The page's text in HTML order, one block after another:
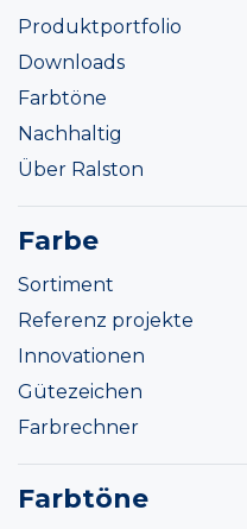
Produktportfolio
Downloads
Farbtöne
Nachhaltig
Über Ralston
Farbe
Sortiment
Referenz projekte
Innovationen
Gütezeichen
Farbrechner
Farbtöne